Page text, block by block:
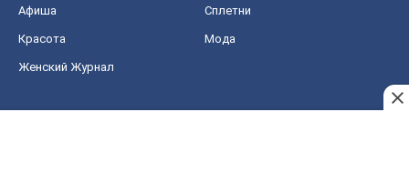
Афиша Сплетни
Красота Мода
Женский Журнал